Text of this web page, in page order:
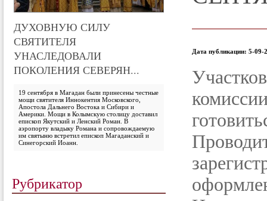
ДУХОВНУЮ СИЛУ
СВЯТИТЕЛЯ
УНАСЛЕДОВАЛИ
ПОКОЛЕНИЯ СЕВЕРЯН...
19 сентября в Магадан были принесены честные
мощи святителя Иннокентия Московского,
Апостола Дальнего Востока и Сибири и
Америки. Мощи в Колымскую столицу доставил
епископ Якутский и Ленский Роман. В
аэропорту владыку Романа и сопровождаемую
им святыню встретил епископ Магаданский и
Синегорский Иоанн.
Рубрикатор
Дата публикации: 5-09-